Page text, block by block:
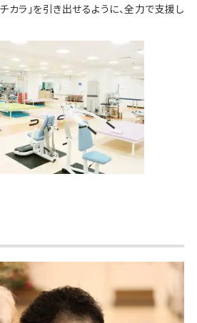
カラ」を引き出せるように、全力で支援し